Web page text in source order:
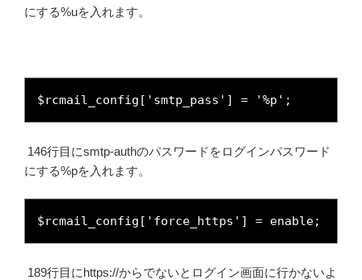
にする%uを入れます。
$rcmail_config['smtp_pass'] = '%p';
146行目にsmtp-authのパスワードをログインパスワード
にする%pを入れます。
$rcmail_config['force_https'] = enable;
189行目にhttps://からでないとログイン画面に行かないよ